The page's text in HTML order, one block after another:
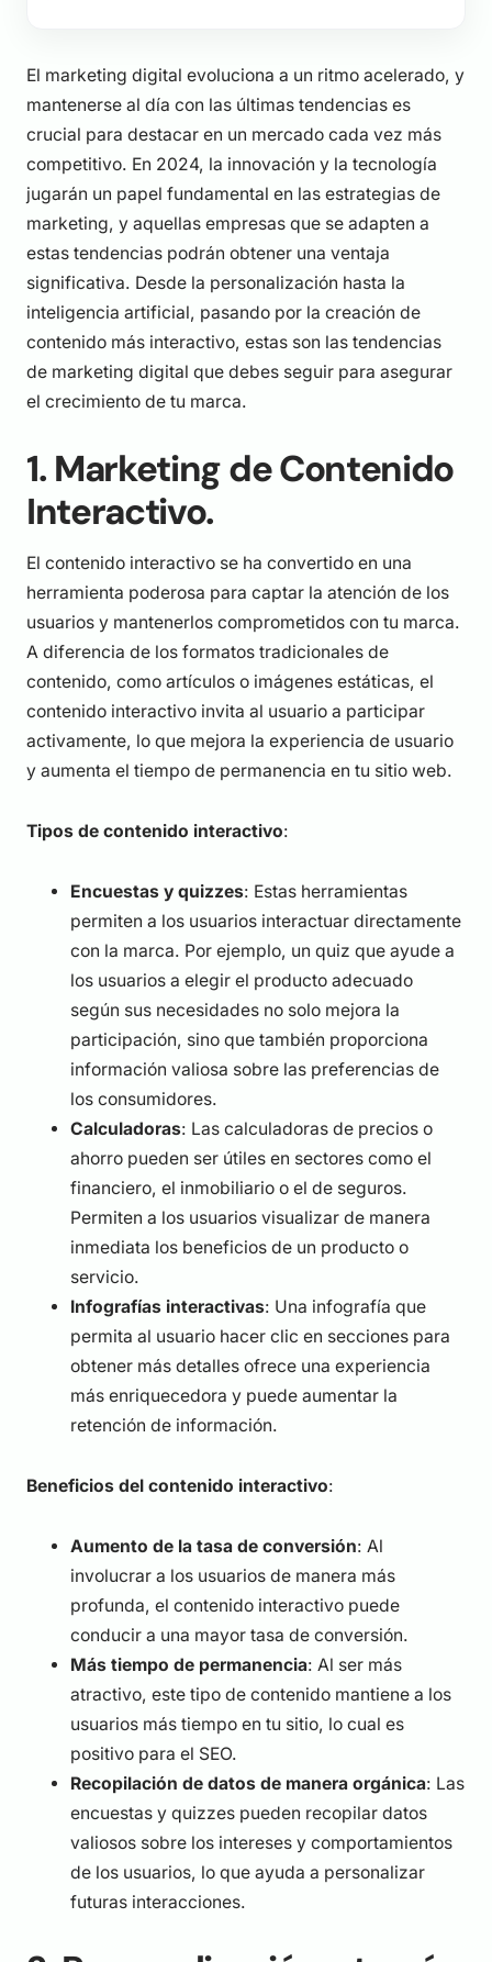
El marketing digital evoluciona a un ritmo acelerado, y
mantenerse al día con las últimas tendencias es
crucial para destacar en un mercado cada vez más
competitivo. En 2024, la innovación y la tecnología
jugarán un papel fundamental en las estrategias de
marketing, y aquellas empresas que se adapten a
estas tendencias podrán obtener una ventaja
significativa. Desde la personalización hasta la
inteligencia artificial, pasando por la creación de
contenido más interactivo, estas son las tendencias
de marketing digital que debes seguir para asegurar
el crecimiento de tu marca.
1. Marketing de Contenido
Interactivo.
El contenido interactivo se ha convertido en una
herramienta poderosa para captar la atención de los
usuarios y mantenerlos comprometidos con tu marca.
A diferencia de los formatos tradicionales de
contenido, como artículos o imágenes estáticas, el
contenido interactivo invita al usuario a participar
activamente, lo que mejora la experiencia de usuario
y aumenta el tiempo de permanencia en tu sitio web.
Tipos de contenido interactivo:
Encuestas y quizzes: Estas herramientas
permiten a los usuarios interactuar directamente
con la marca. Por ejemplo, un quiz que ayude a
los usuarios a elegir el producto adecuado
según sus necesidades no solo mejora la
participación, sino que también proporciona
información valiosa sobre las preferencias de
los consumidores.
Calculadoras: Las calculadoras de precios o
ahorro pueden ser útiles en sectores como el
financiero, el inmobiliario o el de seguros.
Permiten a los usuarios visualizar de manera
inmediata los beneficios de un producto o
servicio.
Infografías interactivas: Una infografía que
permita al usuario hacer clic en secciones para
obtener más detalles ofrece una experiencia
más enriquecedora y puede aumentar la
retención de información.
Beneficios del contenido interactivo:
Aumento de la tasa de conversión: Al
involucrar a los usuarios de manera más
profunda, el contenido interactivo puede
conducir a una mayor tasa de conversión.
Más tiempo de permanencia: Al ser más
atractivo, este tipo de contenido mantiene a los
usuarios más tiempo en tu sitio, lo cual es
positivo para el SEO.
Recopilación de datos de manera orgánica: Las
encuestas y quizzes pueden recopilar datos
valiosos sobre los intereses y comportamientos
de los usuarios, lo que ayuda a personalizar
futuras interacciones.